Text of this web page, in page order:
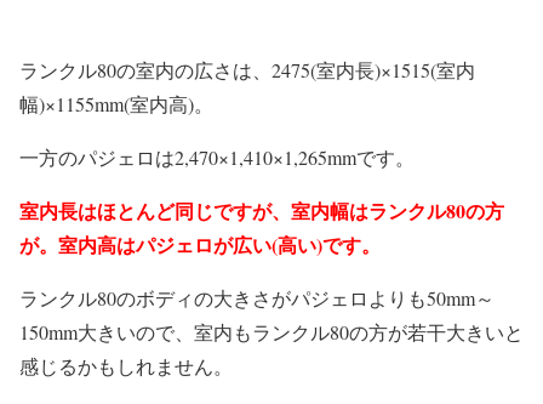
ランクル80の室内の広さは、2475(室内長)×1515(室内
幅)×1155mm(室内高)。
一方のパジェロは2,470×1,410×1,265mmです。
室内長はほとんど同じですが、室内幅はランクル80の方
が。室内高はパジェロが広い(高い)です。
ランクル80のボディの大きさがパジェロよりも50mm～
150mm大きいので、室内もランクル80の方が若干大きいと
感じるかもしれません。